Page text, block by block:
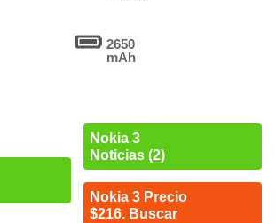
2650
mAh
Nokia 3
Noticias (2)
Nokia 3 Precio
$216. Buscar